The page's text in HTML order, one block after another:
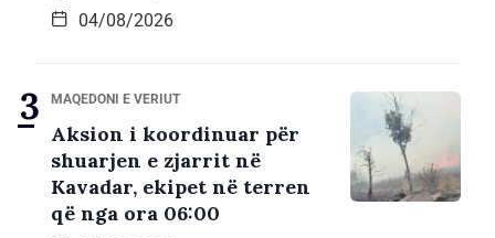
04/08/2026
MAQEDONI E VERIUT
Aksion i koordinuar për
shuarjen e zjarrit në
Kavadar, ekipet në terren
që nga ora 06:00